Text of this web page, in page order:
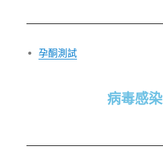
孕酮測試
病毒感染